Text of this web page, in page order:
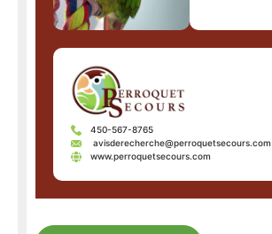
450-567-8765
avisderecherche@perroquetsecours.com
www.perroquetsecours.com